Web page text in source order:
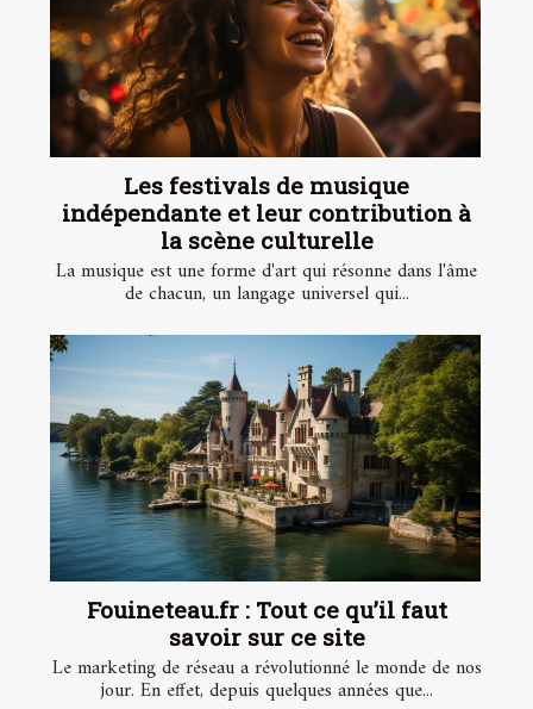
Les festivals de musique
indépendante et leur contribution à
la scène culturelle
La musique est une forme d'art qui résonne dans l'âme
de chacun, un langage universel qui...
Fouineteau.fr : Tout ce qu’il faut
savoir sur ce site
Le marketing de réseau a révolutionné le monde de nos
jour. En effet, depuis quelques années que...